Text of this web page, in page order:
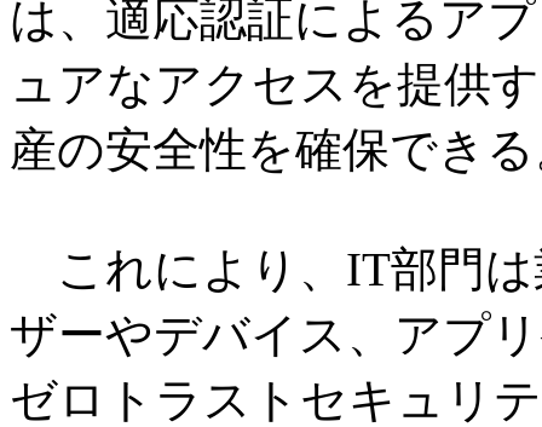
は、適応認証によるア
ュアなアクセスを提供
産の安全性を確保でき
これにより、IT部門は
ザーやデバイス、アプ
ゼロトラストセキュリ